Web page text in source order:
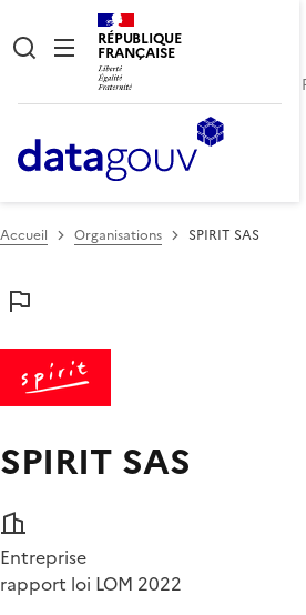
RÉPUBLIQUE
FRANÇAISE
Accueil Organisations SPIRIT SAS
SPIRIT SAS
Entreprise
rapport loi LOM 2022